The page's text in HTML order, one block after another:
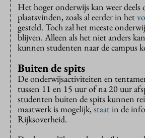
Het hoger onderwijs kan weer deels
plaatsvinden, zoals al eerder in het
gesteld. Toch zal het meeste
blijven. Alleen als het niet anders
kunnen studenten naar de campus
Buiten de spits
De onderwijsactiviteiten en
tussen 11 en 15 uur of na 20 uur
studenten buiten de spits kunnen
maatwerk is mogelijk,staatin de
Rijksoverheid.